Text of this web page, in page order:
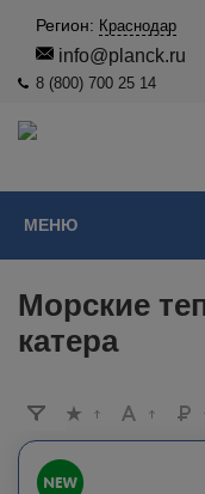
Регион: Краснодар
info@planck.ru
8 (800) 700 25 14
МЕНЮ
Морские
катера